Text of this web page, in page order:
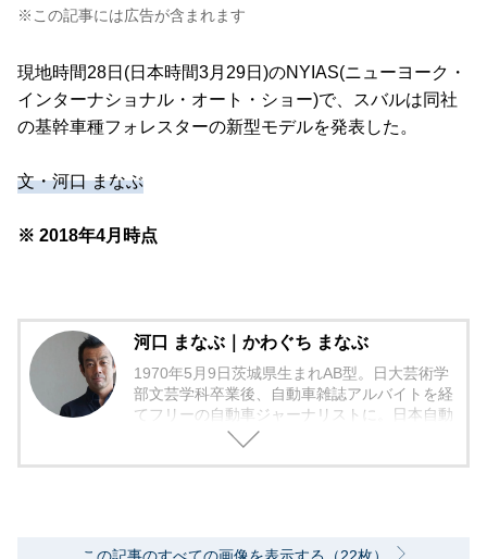
※この記事には広告が含まれます
現地時間28日(日本時間3月29日)のNYIAS(ニューヨーク・
インターナショナル・オート・ショー)で、スバルは同社
の基幹車種フォレスターの新型モデルを発表した。
文・河口 まなぶ
※ 2018年4月時点
河口 まなぶ｜かわぐち まなぶ
1970年5月9日茨城県生まれAB型。日大芸術学
部文芸学科卒業後、自動車雑誌アルバイトを経
てフリーの自動車ジャーナリストに。日本自動
車ジャーナリスト協会会員。日本カー・オブ・